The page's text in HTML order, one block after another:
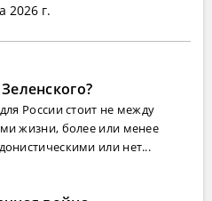
2026 г.
России стоит не между
жизни, более или менее
или нет...